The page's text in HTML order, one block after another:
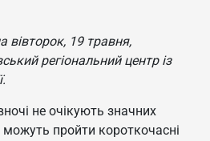
вівторок, 19 травня,
регіональний центр із
не очікують значних
пройти короткочасні